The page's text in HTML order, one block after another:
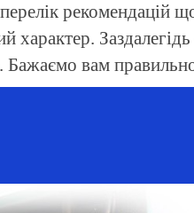
рекомендацій
вам